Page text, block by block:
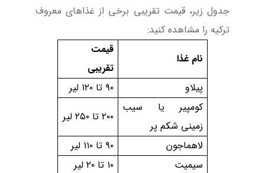
جدول زیر، قیمت تقریبی برخی از غذاهای معروف
ترکیه را مشاهده کنید:
نام غذا
قیمت
تقریبی
پیلاو
۹۰ تا۱۲۰ لیر
کومپیر یا سیب
زمینی شکم پر
۲۰۰ تا۲۵۰ لیر
لاهماجون
۹۰ تا۱۱۰ لیر
سیمیت
۱۰ تا۲۰ لیر